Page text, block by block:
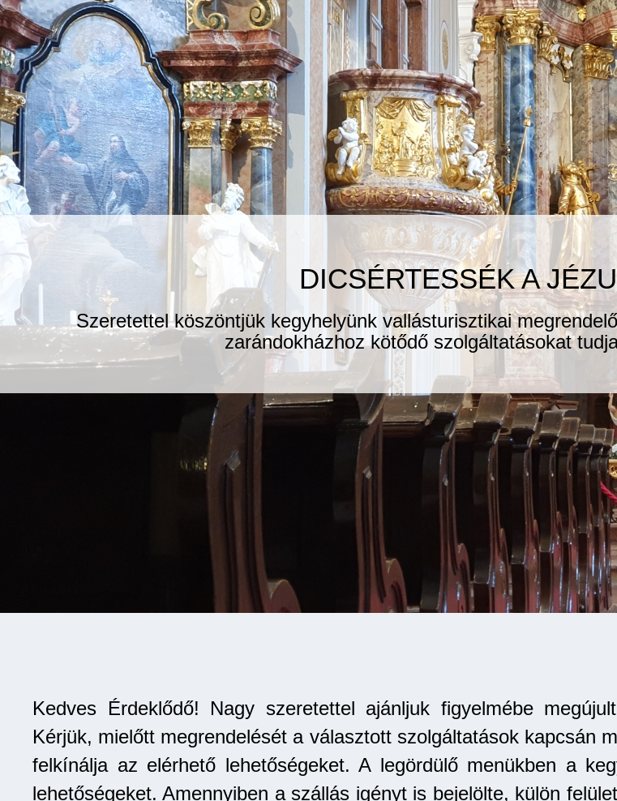
DICSÉRTESSÉK A
Szeretettel köszöntjük kegyhelyünk vallásturisztikai
zarándokházhoz kötődő szolgáltatásokat
Kedves Érdeklődő! Nagy szeretettel ajánljuk figyelmébe
Kérjük, mielőtt megrendelését a választott szolgáltatások kapcsán
felkínálja az elérhető lehetőségeket. A legördülő menükben a
lehetőségeket. Amennyiben a szállás igényt is bejelölte, külön